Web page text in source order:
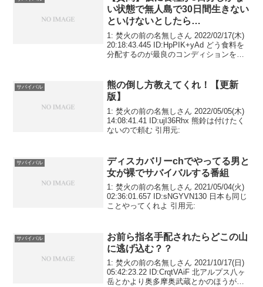
い状態で無人島で30日間生きない
といけないとしたら…
1: 焚火の前の名無しさん 2022/02/17(木)
20:18:43.445 ID:HpPIK+yAd どう食料を
分配するのが最良のコンディションを保
サバイバル
熊の倒し方教えてくれ！【更新
版】
1: 焚火の前の名無しさん 2022/05/05(木)
14:08:41.41 ID:ujI36Rhx 熊鈴は付けたく
ないので頼む 引用元:
サバイバル
ディスカバリーchでやってる男と
女が裸でサバイバルする番組
1: 焚火の前の名無しさん 2021/05/04(火)
02:36:01.657 ID:sNGYVN130 日本も同じ
ことやってくれよ 引用元:
サバイバル
お前ら指名手配されたらどこの山
に逃げ込む？？
1: 焚火の前の名無しさん 2021/10/17(日)
05:42:23.22 ID:CrqtVAiF 北アルプス八ヶ
岳とかより奥多摩奥武蔵とかのほうが長